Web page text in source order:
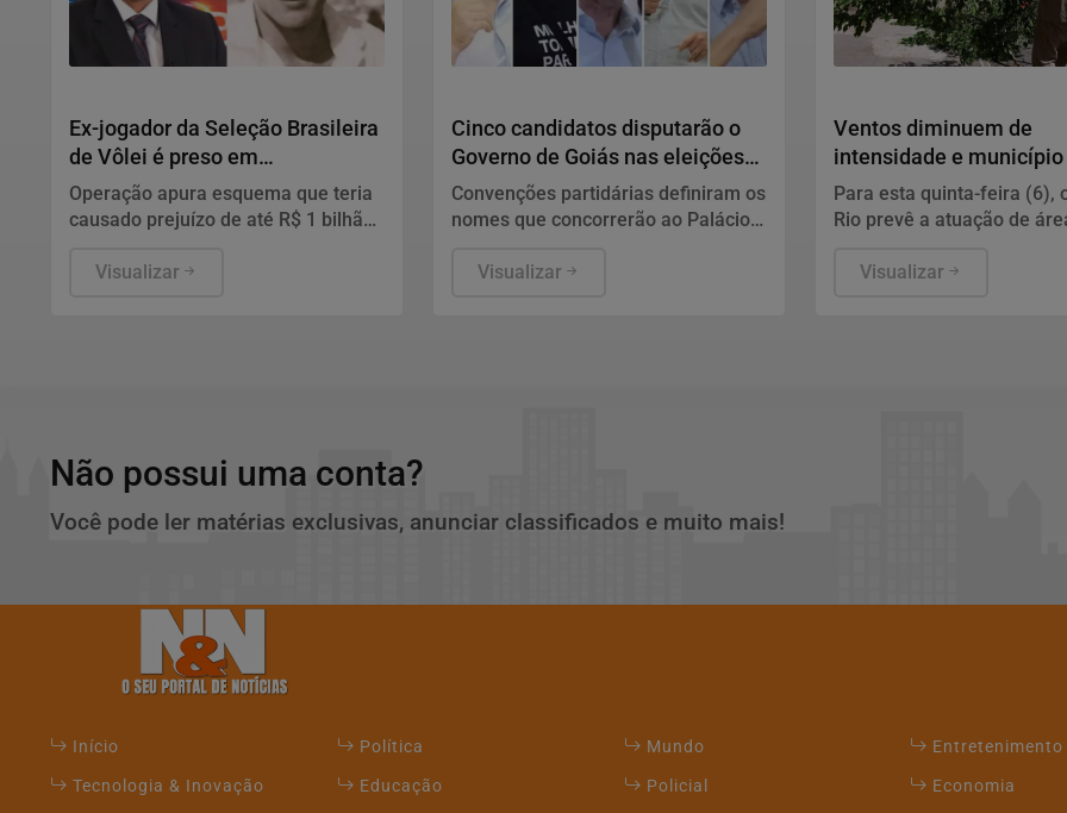
Ex-jogador da Seleção Brasileira
de Vôlei é preso em
investigação sobre suposta
fraude bilionária envolvendo
Operação apura esquema que teria
causado prejuízo de até R$ 1 bilhão
Anápolis também foi presa e
Visualizar
Cinco candidatos disputarão o
Governo de Goiás nas eleições
de 2026
Convenções partidárias definiram os
nomes que concorrerão ao Palácio
começa após o registro das
Visualizar
Ventos diminuem de
intensidade e município
volta ao Estágio 1
Para esta quinta-feira (6),
Rio prevê a atuação de
moderados, entre 18,5
Visualizar
Não possui uma conta?
Você pode ler matérias exclusivas, anunciar classificados e muito mais!
Início Política Mundo
Entretenimento
Tecnologia & Inovação
Educação Policial
Economia